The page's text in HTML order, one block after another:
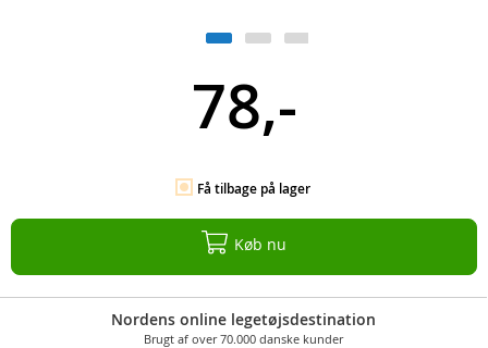
78,-
Få tilbage på lager
Køb nu
Nordens online legetøjsdestination
Brugt af over 70.000 danske kunder